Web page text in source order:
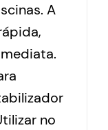
A
no